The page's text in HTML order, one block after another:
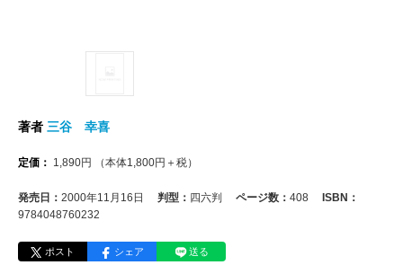
著者 三谷 幸喜
定価： 1,890円 （本体1,800円＋税）
発売日： 2000年11月16日 判型： 四六判 ページ数： 408
ISBN：
9784048760232
ポスト シェア 送る